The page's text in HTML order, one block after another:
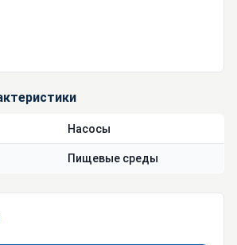
Насосы
Пищевые среды